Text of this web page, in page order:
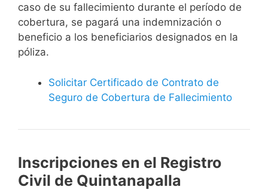
caso de su fallecimiento durante el período de
cobertura, se pagará una indemnización o
beneficio a los beneficiarios designados en la
póliza.
Solicitar Certificado de Contrato de
Seguro de Cobertura de Fallecimiento
Inscripciones en el Registro
Civil de Quintanapalla